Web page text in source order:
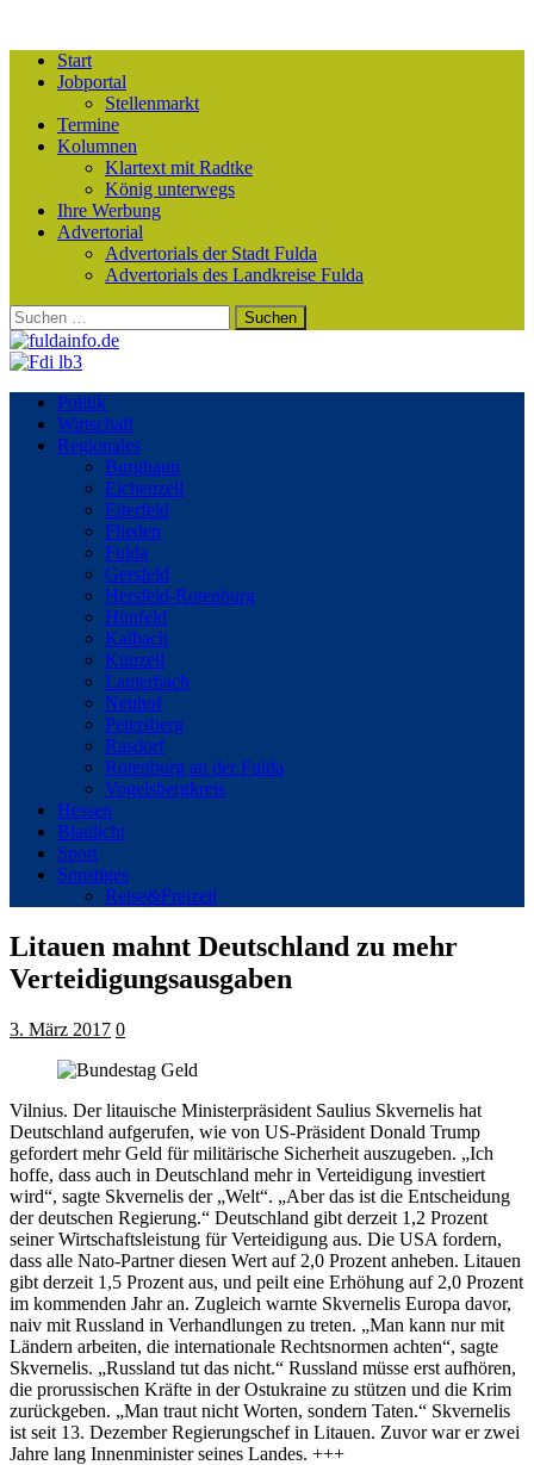
Start
Jobportal
Stellenmarkt
Termine
Kolumnen
Klartext mit Radtke
König unterwegs
Ihre Werbung
Advertorial
Advertorials der Stadt Fulda
Advertorials des Landkreise Fulda
Suchen
nach:
Politik
Wirtschaft
Regionales
Burghaun
Eichenzell
Eiterfeld
Flieden
Fulda
Gersfeld
Hersfeld-Rotenburg
Hünfeld
Kalbach
Künzell
Lauterbach
Neuhof
Petersberg
Rasdorf
Rotenburg an der Fulda
Vogelsbergkreis
Hessen
Blaulicht
Sport
Sonstiges
Reise&Freizeit
Litauen mahnt Deutschland zu mehr
Verteidigungsausgaben
3. März 2017 0
Vilnius. Der litauische Ministerpräsident Saulius Skvernelis hat
Deutschland aufgerufen, wie von US-Präsident Donald Trump
gefordert mehr Geld für militärische Sicherheit auszugeben. „Ich
hoffe, dass auch in Deutschland mehr in Verteidigung investiert
wird“, sagte Skvernelis der „Welt“. „Aber das ist die Entscheidung
der deutschen Regierung.“ Deutschland gibt derzeit 1,2 Prozent
seiner Wirtschaftsleistung für Verteidigung aus. Die USA fordern,
dass alle Nato-Partner diesen Wert auf 2,0 Prozent anheben. Litauen
gibt derzeit 1,5 Prozent aus, und peilt eine Erhöhung auf 2,0 Prozent
im kommenden Jahr an. Zugleich warnte Skvernelis Europa davor,
naiv mit Russland in Verhandlungen zu treten. „Man kann nur mit
Ländern arbeiten, die internationale Rechtsnormen achten“, sagte
Skvernelis. „Russland tut das nicht.“ Russland müsse erst aufhören,
die prorussischen Kräfte in der Ostukraine zu stützen und die Krim
zurückgeben. „Man traut nicht Worten, sondern Taten.“ Skvernelis
ist seit 13. Dezember Regierungschef in Litauen. Zuvor war er zwei
Jahre lang Innenminister seines Landes. +++